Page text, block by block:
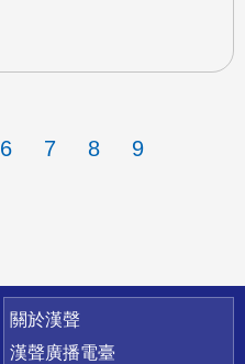
6 7 8 9
關於漢聲
漢聲廣播電臺